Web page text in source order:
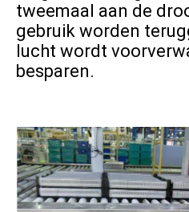
tweemaal aan de
gebruik worden
lucht wordt
besparen.